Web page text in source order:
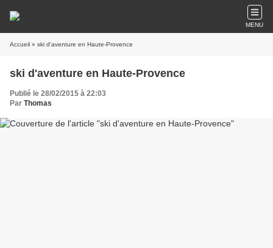
MENU
Accueil » ski d'aventure en Haute-Provence
ski d'aventure en Haute-Provence
Publié le 28/02/2015 à 22:03
Par Thomas